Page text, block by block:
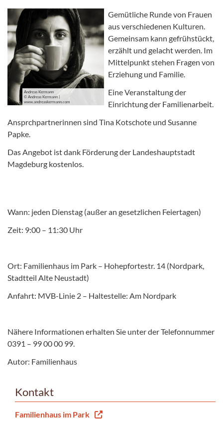
Andreas Kermann
© Andreas Kermann |
www.andreaskermann.com
Gemütliche Runde von Frauen
aus verschiedenen Kulturen.
Gemeinsam kann gefrühstückt,
erzählt und gelacht werden. Im
Mittelpunkt stehen Fragen von
Erziehung und Familie.
Eine Veranstaltung der
Einrichtung der Familienarbeit.
Ansprchpartnerinnen sind Tina Kotschote und Susanne
Papke.
Das Angebot ist dank Förderung der Landeshauptstadt
Magdeburg kostenlos.
Wann: jeden Dienstag (außer an gesetzlichen Feiertagen)
Zeit: 9:00 – 11:30 Uhr
Ort: Familienhaus im Park – Hohepfortestr. 14 (Nordpark,
Stadtteil Alte Neustadt)
Anfahrt: MVB-Linie 2 – Haltestelle: Am Nordpark
Nähere Informationen erhalten Sie unter der Telefonnummer
0391 – 99 00 00 99.
Autor: Familienhaus
Kontakt
Familienhaus im Park